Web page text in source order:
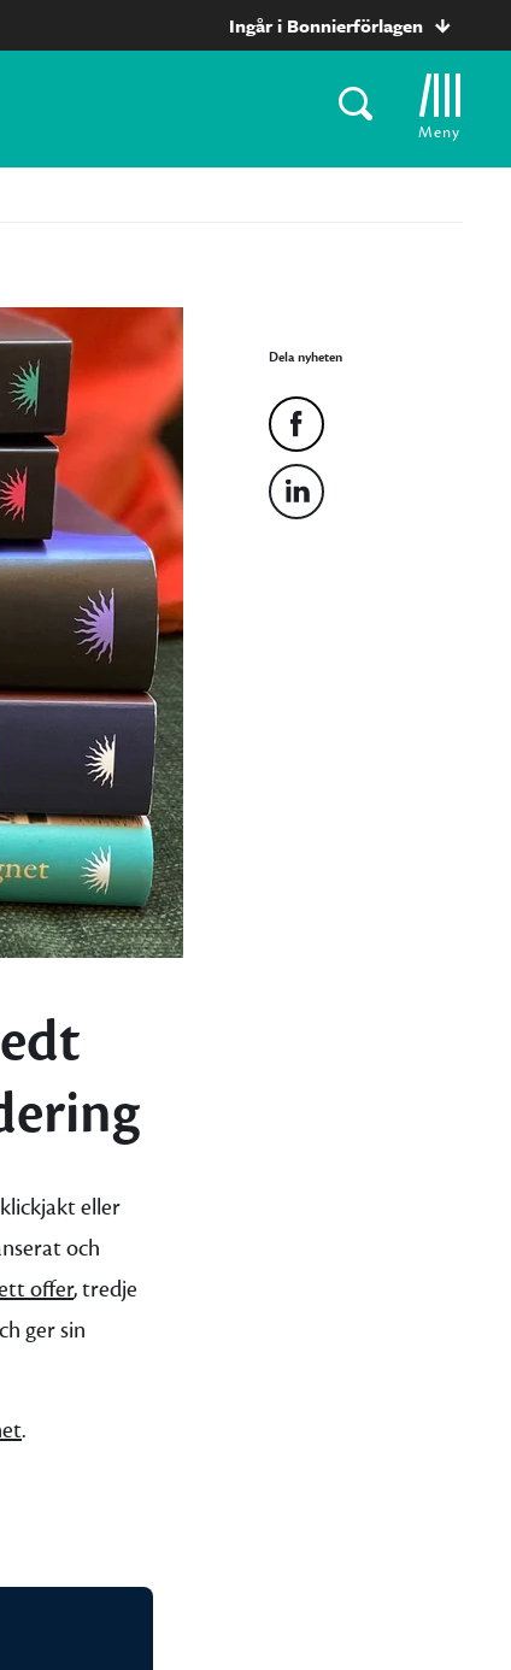
Ingår i Bonnierförlagen
Meny
Dela nyheten
eller
och
offer, tredje
ger sin
.